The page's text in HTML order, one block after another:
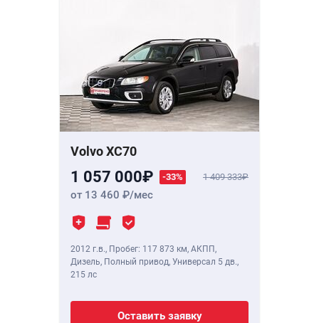
Volvo XC70
1 057 000 -33% 1 409 333
от 13 460 /мес
2012 г.в., Пробег: 117 873 км, АКПП,
Дизель, Полный привод, Универсал 5 дв.,
215 лс
Оставить заявку